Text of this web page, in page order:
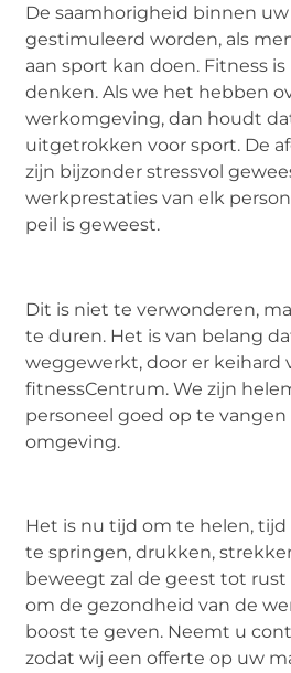
De saamhorigheid binnen uw
gestimuleerd worden, als
aan sport kan doen. Fitness
denken. Als we het hebben
werkomgeving, dan houdt
uitgetrokken voor sport. De
zijn bijzonder stressvol
werkprestaties van elk
peil is geweest.
Dit is niet te verwonderen,
te duren. Het is van belang
weggewerkt, door er keihard
fitnessCentrum. We zijn
personeel goed op te vangen
omgeving.
Het is nu tijd om te helen, tijd
te springen, drukken,
beweegt zal de geest tot
om de gezondheid van de
boost te geven. Neemt u
zodat wij een offerte op uw